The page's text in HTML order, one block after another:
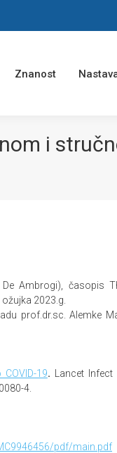
Znanost
i
Ambrogi), časopis
2023.g.
prof.dr.sc. Alemke
19. Lancet Infect
4.
pdf/main.pdf